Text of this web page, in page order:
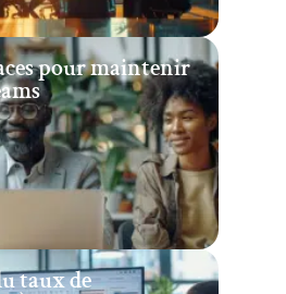
pour maintenir
taux de